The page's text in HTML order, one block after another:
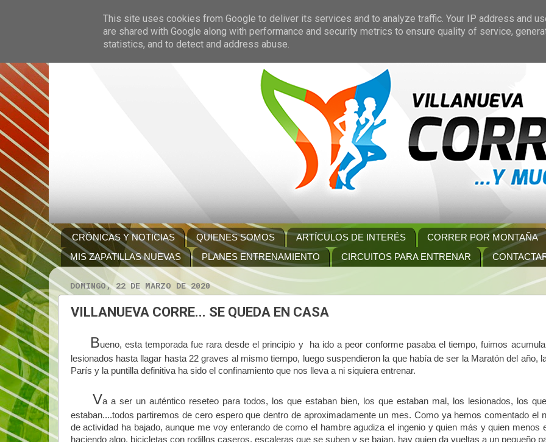
CRÓNICAS Y NOTICIAS QUIENES SOMOS ARTÍCULOS DE INTERÉS
CORRER POR MONTAÑA
MIS ZAPATILLAS NUEVAS
PLANES ENTRENAMIENTO CIRCUITOS PARA ENTRENAR
DOMINGO, 22 DE MARZO DE 2020
VILLANUEVA CORRE... SE QUEDA EN CASA
Bueno, esta temporada fue rara desde el principio y ha ido a peor conforme pasaba el tiempo, fuimos
lesionados hasta llagar hasta 22 graves al mismo tiempo, luego suspendieron la que había de ser la Maratón del año,
París y la puntilla definitiva ha sido el confinamiento que nos lleva a ni siquiera entrenar.
Va a ser un auténtico reseteo para todos, los que estaban bien, los que estaban mal, los lesionados, los
estaban....todos partiremos de cero espero que dentro de aproximadamente un mes. Como ya hemos comentado el
de actividad ha bajado, aunque me voy enterando de como el hambre agudiza el ingenio y quien más y quien menos
haciendo algo, bicicletas con rodillos caseros, escaleras que se suben y se bajan, hay quien da vueltas a un pequeño
This site uses cookies from Google to deliver its services and to analyze traffic. Your IP address and
are shared with Google along with performance and security metrics to ensure quality of service,
statistics, and to detect and address abuse.